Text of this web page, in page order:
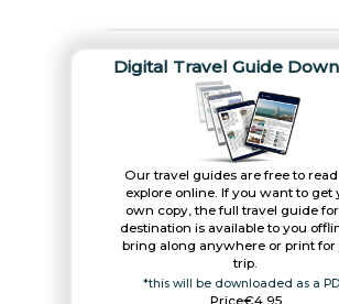
Digital Travel Guide
Our travel guides are free to
explore online. If you want to get
own copy, the full travel guide
destination is available to you
bring along anywhere or print for
trip.​
*this will be downloaded as a
Price€4,95